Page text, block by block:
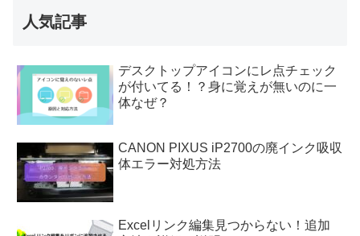
人気記事
デスクトップアイコンにレ点チェック
が付いてる！？身に覚えが無いのに一
体なぜ？
CANON PIXUS iP2700の廃インク吸収
体エラー対処方法
Excelリンク編集見つからない！追加